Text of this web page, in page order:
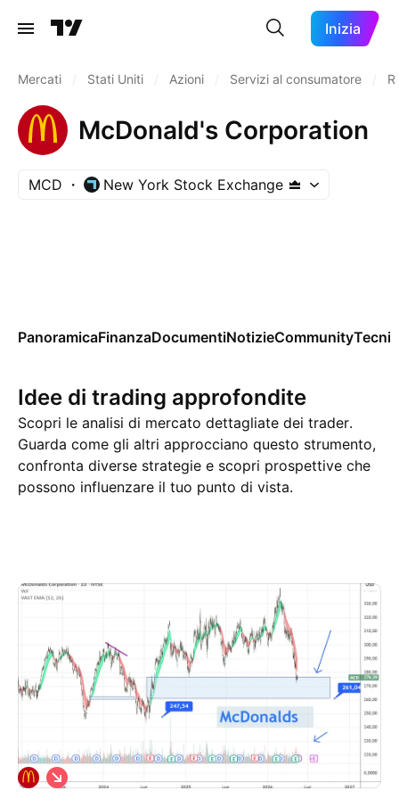
Inizia
Mercati Stati Uniti Azioni Servizi al consumatore
McDonald's Corporation
MCD New York Stock Exchange
PanoramicaFinanzaDocumentiNotizieCommunity
Idee di trading approfondite
Scopri le analisi di mercato dettagliate dei trader.
Guarda come gli altri approcciano questo strumento,
confronta diverse strategie e scopri prospettive che
possono influenzare il tuo punto di vista.
S
h